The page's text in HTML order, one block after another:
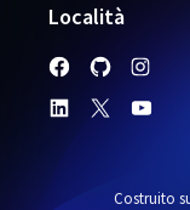
Località
Costruito